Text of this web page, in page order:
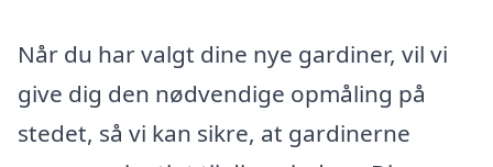
Når du har valgt dine nye gardiner, vil vi
give dig den nødvendige opmåling på
stedet, så vi kan sikre, at gardinerne